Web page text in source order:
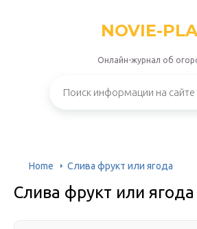
NOVIE-
Онлайн-журнал об
Home Слива фрукт или ягода
Слива фрукт или ягода